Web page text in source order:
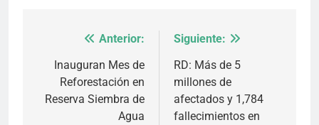
Navegación
de
entradas
Anterior:
Inauguran Mes de
Reforestación en
Reserva Siembra de
Agua
Siguiente:
RD: Más de 5
millones de
afectados y 1,784
fallecimientos en